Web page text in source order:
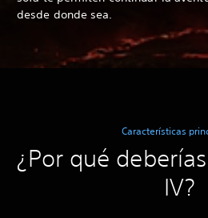
desde donde sea.
Características
¿Por qué
IV?